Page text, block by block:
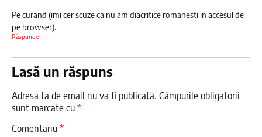
Pe curand (imi cer scuze ca nu am diacritice romanesti in accesul de
pe browser).
Răspunde
Lasă un răspuns
Adresa ta de email nu va fi publicată. Câmpurile obligatorii
sunt marcate cu*
Comentariu*